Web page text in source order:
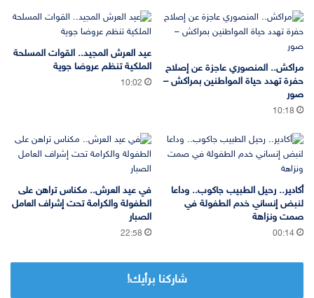
مراكش.. المنصوري عاجزة عن إصلاح
حفرة تهدد حياة المواطنين بمراكش –
صور
10:18
عيد العرش المجيد.. القوات المسلحة
الملكية تنظم عروضا جوية
10:02
أكادير.. رحيل الطبيب جاكوب.. وداعا
لنبض إنساني خدم الطفولة في
صمت ونزاهة
00:14
في عيد العرش.. مكناس تراهن على
الطفولة والكرامة تحت إشراف العامل
الصبار
22:58
شاركنا برأيك!